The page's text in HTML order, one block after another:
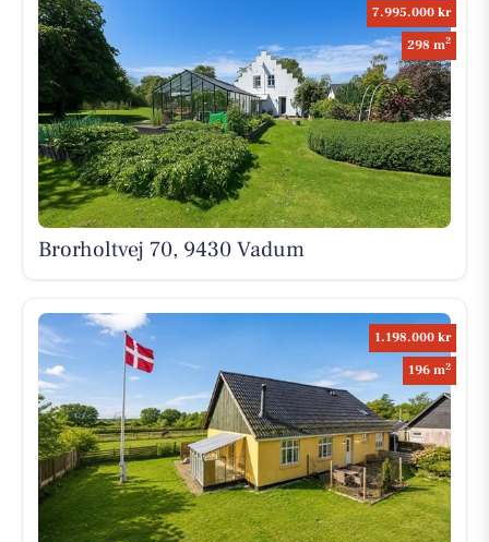
7.995.000 kr
298 m2
Brorholtvej 70, 9430 Vadum
1.198.000 kr
196 m2